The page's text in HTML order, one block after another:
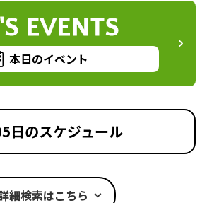
EVENTS
本日のイベント
日のスケジュール
細検索はこちら